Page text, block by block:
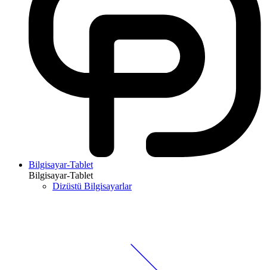
Bilgisayar-Tablet
Bilgisayar-Tablet
Dizüstü Bilgisayarlar